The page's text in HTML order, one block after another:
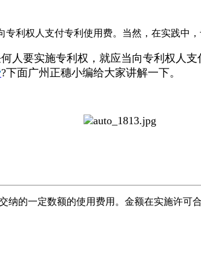
利权人支付专利使用费。当然，在实践中
要实施专利权，就应当向专利权人支
?下面广州正穗小编给大家讲解一下。
纳的一定数额的使用费用。金额在实施许可